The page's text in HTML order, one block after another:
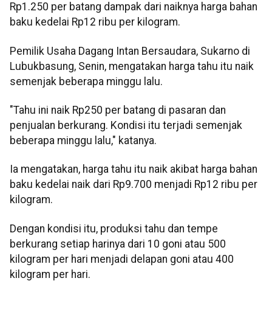
Rp1.250 per batang dampak dari naiknya harga bahan
baku kedelai Rp12 ribu per kilogram.
Pemilik Usaha Dagang Intan Bersaudara, Sukarno di
Lubukbasung, Senin, mengatakan harga tahu itu naik
semenjak beberapa minggu lalu.
"Tahu ini naik Rp250 per batang di pasaran dan
penjualan berkurang. Kondisi itu terjadi semenjak
beberapa minggu lalu," katanya.
Ia mengatakan, harga tahu itu naik akibat harga bahan
baku kedelai naik dari Rp9.700 menjadi Rp12 ribu per
kilogram.
Dengan kondisi itu, produksi tahu dan tempe
berkurang setiap harinya dari 10 goni atau 500
kilogram per hari menjadi delapan goni atau 400
kilogram per hari.